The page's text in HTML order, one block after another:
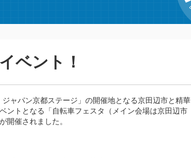
ベント！
ャパン京都ステージ」の開催地となる京田辺市と精華
ントとなる「自転車フェスタ（メイン会場は京田辺市
開催されました。